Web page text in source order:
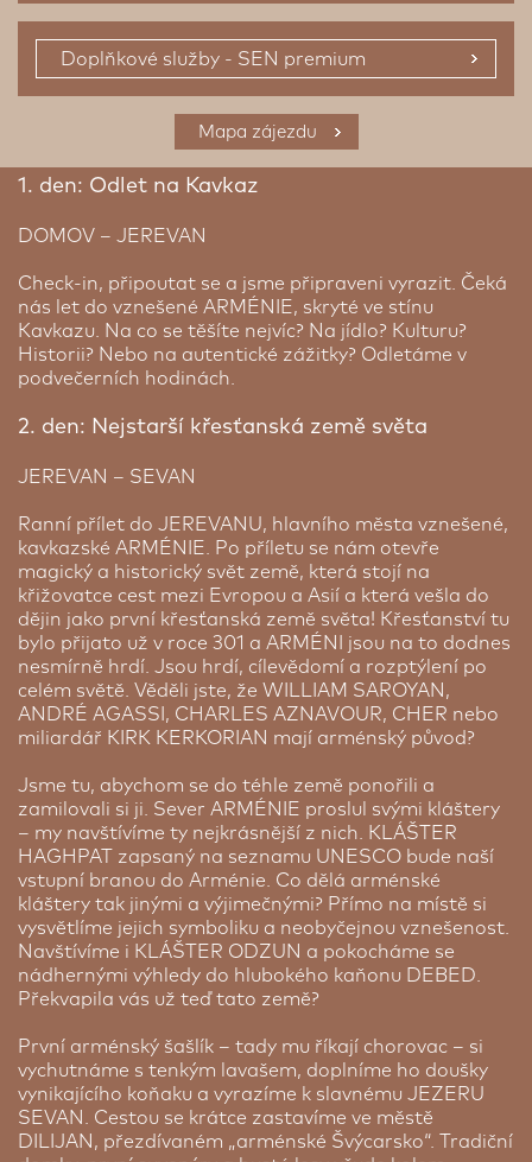
Blue Seavan hotel ★★★
Sevan | 1 noc
Přímo u jezera Sevan se nachází hotel, ve kterém
budete ubytováni. Možná vás zaujme, že původně
slouží jako hotel. Ke komplexu patří i menší pláž,
vychutnáte při jízdě na kole nebo na koni.
Součástí hotelu je kvalitní restaurace, kde můžete
ochutnat arménské šašliky nebo sevanského
pstruha. Najdete tu také bar, hotelovou zahradu a
terasu s grilem. Prostorné pokoje působí
nostalgicky, ale k tomuto prostředí se skvěle hodí.
Každý pokoj má vlastní sociální zařízení a klasické
vybavení. Wi-Fi připojení je k dispozici na recepci
hotelu.
Hotel Hradzan ★★★★
Jerevan | 3 noci
Pouhých 100 metrů od impozantní katedrály sv.
Doplňkové služby - SEN premium
Prémiové ubytování
Nejlepší hotely světa: The Alexander | 3 noci
Hotel The Alexander má nejexkluzivnější adresu v
situovaným přímo v historickém starém městě.
Poslední noc naší cesty si zde můžete vychutnat
opojný luxus a v jeho klidném prostředí si příjemně
odpočatí dopřát návrat domů.
Zaujme Vás svým minimalistickým designem, do
něhož jsou citlivě zakomponovány arménské
motivy, stejně jako atmosférou, servisem a
celkovými službami. Vyzkoušejte unikátní SPA
centrum, vnitřní bazén, fitness centrum nebo se
jedné ze tří restaurací, které hotel nabízí.
Pokoje poskytují dokonalý relax a najdete v nich
vše, co Vám pobyt zpříjemní. The Alexander má
všechny předpoklady k tomu, abyste si jej
zamilovali.
Cena je kalkulována na 1 osobu ubytovanou s další
dospělou osobou ve dvoulůžkovém pokoji.
Cena od:
Mapa zájezdu
1. den: Odlet na Kavkaz
DOMOV – JEREVAN
Check-in, připoutat se a jsme připraveni vyrazit. Čeká
nás let do vznešené ARMÉNIE, skryté ve stínu
Kavkazu. Na co se těšíte nejvíc? Na jídlo? Kulturu?
Historii? Nebo na autentické zážitky? Odletáme v
podvečerních hodinách.
2. den: Nejstarší křesťanská země světa
JEREVAN – SEVAN
Ranní přílet do JEREVANU, hlavního města vznešené,
kavkazské ARMÉNIE. Po příletu se nám otevře
magický a historický svět země, která stojí na
křižovatce cest mezi Evropou a Asií a která vešla do
dějin jako první křesťanská země světa! Křesťanství tu
bylo přijato už v roce 301 a ARMÉNI jsou na to dodnes
nesmírně hrdí. Jsou hrdí, cílevědomí a rozptýlení po
celém světě. Věděli jste, že WILLIAM SAROYAN,
ANDRÉ AGASSI, CHARLES AZNAVOUR, CHER nebo
miliardář KIRK KERKORIAN mají arménský původ?
Jsme tu, abychom se do téhle země ponořili a
zamilovali si ji. Sever ARMÉNIE proslul svými kláštery
– my navštívíme ty nejkrásnější z nich. KLÁŠTER
HAGHPAT zapsaný na seznamu UNESCO bude naší
vstupní branou do Arménie. Co dělá arménské
kláštery tak jinými a výjimečnými? Přímo na místě si
vysvětlíme jejich symboliku a neobyčejnou vznešenost.
Navštívíme i KLÁŠTER ODZUN a pokocháme se
nádhernými výhledy do hlubokého kaňonu DEBED.
Překvapila vás už teď tato země?
První arménský šašlík – tady mu říkají chorovac – si
vychutnáme s tenkým lavašem, doplníme ho doušky
vynikajícího koňaku a vyrazíme k slavnému JEZERU
SEVAN. Cestou se krátce zastavíme ve městě
DILIJAN, přezdívaném „arménské Švýcarsko“. Tradiční